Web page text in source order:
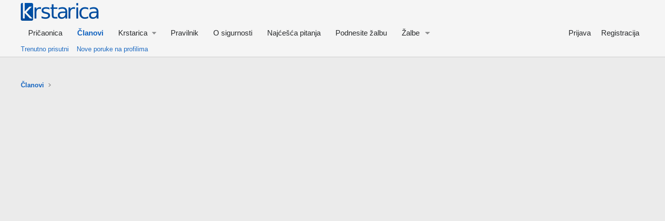
Pričaonica Članovi Krstarica Pravilnik O sigurnosti Najćešća pitanja Podnesite žalbu Žalbe Prijava Registracija
Trenutno prisutni Nove poruke na profilima
Članovi